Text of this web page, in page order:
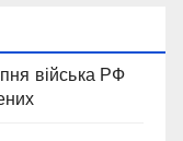
війська РФ